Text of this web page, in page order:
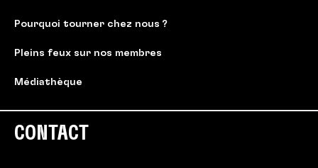
Pourquoi tourner chez nous ?
Pleins feux sur nos membres
Médiathèque
CONTACT